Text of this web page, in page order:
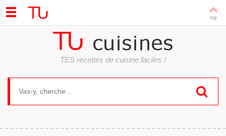
TES recettes de cuisine faciles !